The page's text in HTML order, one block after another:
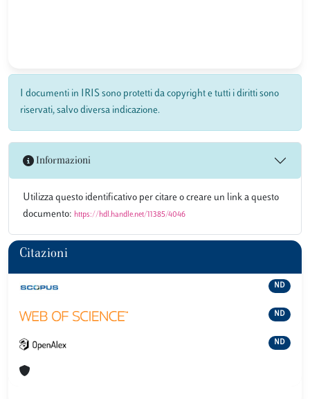
I documenti in IRIS sono protetti da copyright e tutti i diritti sono
riservati, salvo diversa indicazione.
Informazioni
Utilizza questo identificativo per citare o creare un link a questo
documento: https://hdl.handle.net/11385/4046
Citazioni
ND
ND
ND